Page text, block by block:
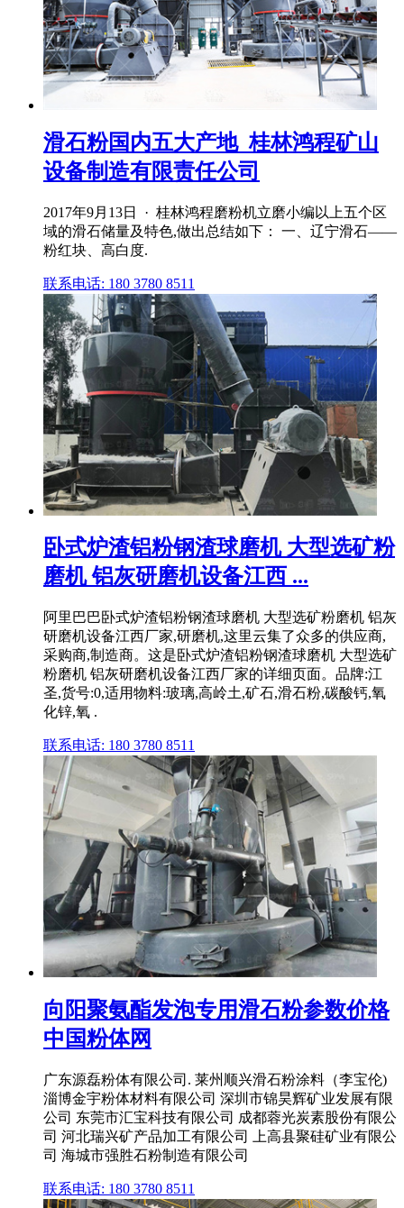
滑石粉国内五大产地_桂林鸿程矿山
设备制造有限责任公司
2017年9月13日 · 桂林鸿程磨粉机立磨小编以上五个区
域的滑石储量及特色,做出总结如下： 一、辽宁滑石——
粉红块、高白度.
联系电话: 180 3780 8511
卧式炉渣铝粉钢渣球磨机 大型选矿粉
磨机 铝灰研磨机设备江西 ...
阿里巴巴卧式炉渣铝粉钢渣球磨机 大型选矿粉磨机 铝灰
研磨机设备江西厂家,研磨机,这里云集了众多的供应商,
采购商,制造商。这是卧式炉渣铝粉钢渣球磨机 大型选矿
粉磨机 铝灰研磨机设备江西厂家的详细页面。品牌:江
圣,货号:0,适用物料:玻璃,高岭土,矿石,滑石粉,碳酸钙,氧
化锌,氧 .
联系电话: 180 3780 8511
向阳聚氨酯发泡专用滑石粉参数价格
中国粉体网
广东源磊粉体有限公司. 莱州顺兴滑石粉涂料（李宝伦)
淄博金宇粉体材料有限公司 深圳市锦昊辉矿业发展有限
公司 东莞市汇宝科技有限公司 成都蓉光炭素股份有限公
司 河北瑞兴矿产品加工有限公司 上高县聚硅矿业有限公
司 海城市强胜石粉制造有限公司
联系电话: 180 3780 8511